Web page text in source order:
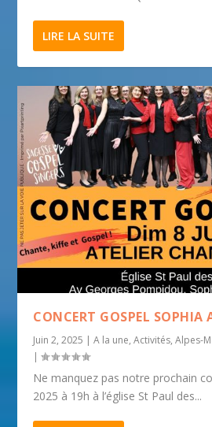
LIRE LA SUITE
CONCERT GOSPEL SOPHIA
Juin 2, 2025 |A la une,Activités,Alpes-
|
Ne manquez pas notre prochain
2025 à 19h à l’église St Paul des...